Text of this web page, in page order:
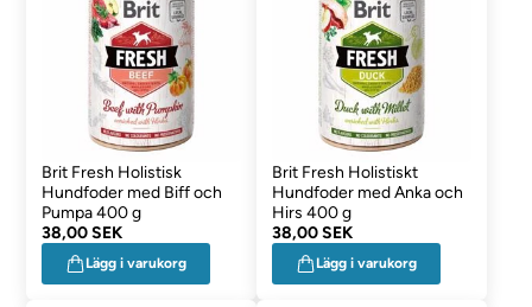
Brit Fresh Holistisk
Hundfoder med Biff och
Pumpa 400 g
38,00 SEK
Lägg i varukorg
Brit Fresh Holistiskt
Hundfoder med Anka och
Hirs 400 g
38,00 SEK
Lägg i varukorg